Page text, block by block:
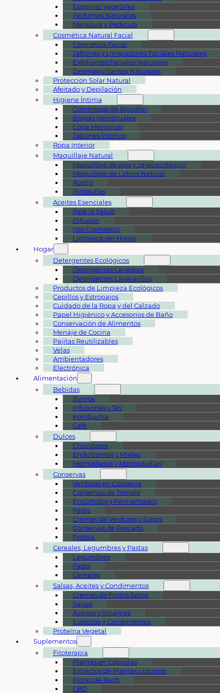
Esponjas Vegetales
Perfumes Naturales
Manicura y Pedicura
Cosmética Natural Facial
Cosmética Facial
Jabones y Limpiadores Faciales Naturales
Exfoliantes Faciales Naturales
Desmaquillantes Naturales
Protección Solar Natural
Afeitado y Depilación
Higiene Íntima
Compresas de Algodón
Bragas Menstruales
Copa Menstrual
Jabones Íntimos
Ropa Interior
Maquillaje Natural
Maquillaje de ojos y cejas ecológico
Maquillaje de Labios Natural
Rostro
Pintauñas
Aceites Esenciales
Para la Salud
Difusión
Uso Cosmético
Limpieza del Hogar
Hogar
Detergentes Ecológicos
Detergentes Lavadora
Detergentes Lavavajillas
Productos de Limpieza Ecológicos
Cepillos y Estropajos
Cuidado de la Ropa y del Calzado
Papel Higiénico y Accesorios de Baño
Conservación de Alimentos
Menaje de Cocina
Pajitas Reutilizables
Velas
Ambientadores
Electrónica
Alimentación
Bebidas
Zumos
Infusiones y Tés
Kombucha
Café
Dulces
Chocolates
Endulzantes y Mieles
Mermeladas y Mantequillas
Conservas
Verduras en Conserva
Conservas de Tomate
Encurtidos y Fermentados
Patés
Cremas de Verduras y Sopas
Conservas de Pescado
Potitos
Cereales, Legumbres y Pastas
Legumbres
Pasta
Cereales
Salsas, Aceites y Condimentos
Cremas de Frutos Secos
Salsas
Aceites y Vinagres
Especias y Condimentos
Proteína Vegetal
Suplementos
Fitoterapia
Plantas en Cápsulas
Extractos de Plantas Líquidos
Flores de Bach
CBD